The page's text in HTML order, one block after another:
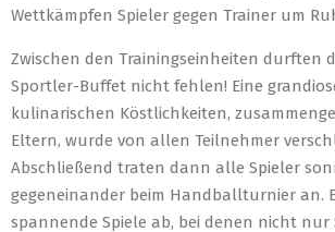
Wettkämpfen Spieler gegen Trainer um
Zwischen den Trainingseinheiten durften
Sportler-Buffet nicht fehlen! Eine
kulinarischen Köstlichkeiten,
Eltern, wurde von allen Teilnehmer
Abschließend traten dann alle Spieler
gegeneinander beim Handballturnier an.
spannende Spiele ab, bei denen nicht nur